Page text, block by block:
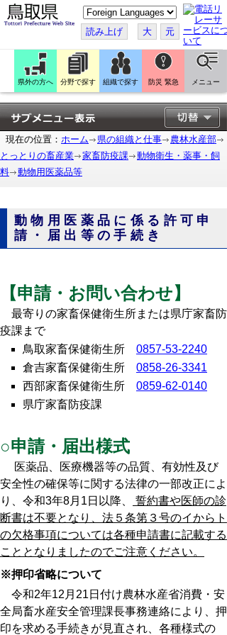
こ
の
ペ
ー
ジ
翻
訳
す
る
読み上げ 大 元
県外の方へ 分野で探す 組織で探す 防災 緊急 メニュー
現在の位置： ホーム 県の組織と仕事
農林水産部
とっとりの畜産業
家畜防疫課
動物衛生・薬事・飼
料
動物用医薬品等
動物用医薬品に係る許可申
請・届出等の手続き
【申請・お問い合わせ】
最寄りの家畜保健衛生所または県庁家畜防
疫課まで
鳥取家畜保健衛生所 0857-53-2240
倉吉家畜保健衛生所 0858-26-3341
西部家畜保健衛生所 0859-62-0140
県庁家畜防疫課
○申請・届出様式
医薬品、医療機器等の品質、有効性及び
安全性の確保等に関する法律の一部改正によ
り、令和3年8月1日以降、
誓約書や医師の診
断書は不要となり、法５条第３号のイからト
の欠格事項については各種申請書に記載する
こととなりましたのでご注意ください。
※押印省略について
令和2年12月21日付け農林水産省消費・安
全局畜水産安全管理課長事務連絡により、押
印を求める手続きが見直され、各種様式の